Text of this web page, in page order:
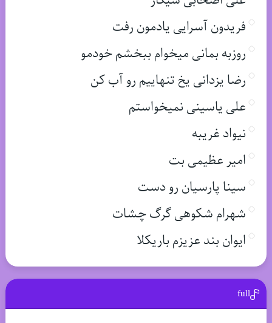
فریدون آسرایی یادمون رفت
روزبه بمانی میخوام ببخشم خودمو
رضا یزدانی یخ تنهاییم رو آب کن
علی یاسینی نمیخواستم
نیواد غریبه
امیر عظیمی بت
سینا پارسیان رو دست
شهرام شکوهی گرگ چشات
ایوان بند عزیزم باریکلا
full